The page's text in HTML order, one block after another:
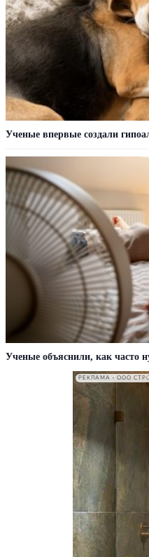
Ученые впервые создали
Ученые объяснили, как часто